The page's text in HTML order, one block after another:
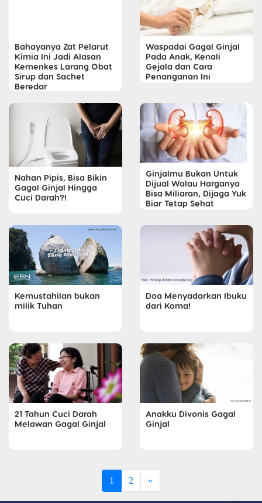
Bahayanya Zat Pelarut
Kimia Ini Jadi Alasan
Kemenkes Larang Obat
Sirup dan Sachet
Beredar
Waspadai Gagal Ginjal
Pada Anak, Kenali
Gejala dan Cara
Penanganan Ini
Nahan Pipis, Bisa Bikin
Gagal Ginjal Hingga
Cuci Darah?!
Ginjalmu Bukan Untuk
Dijual Walau Harganya
Bisa Miliaran, Dijaga Yuk
Biar Tetap Sehat
Kemustahilan bukan
milik Tuhan
Doa Menyadarkan Ibuku
dari Koma!
21 Tahun Cuci Darah
Melawan Gagal Ginjal
Anakku Divonis Gagal
Ginjal
1 2 »